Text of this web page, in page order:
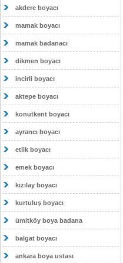
akdere boyacı
mamak boyacı
mamak badanacı
dikmen boyacı
incirli boyacı
aktepe boyacı
konutkent boyacı
ayrancı boyacı
etlik boyacı
emek boyacı
kızılay boyacı
kurtuluş boyacı
ümitköy boya badana
balgat boyacı
ankara boya ustası